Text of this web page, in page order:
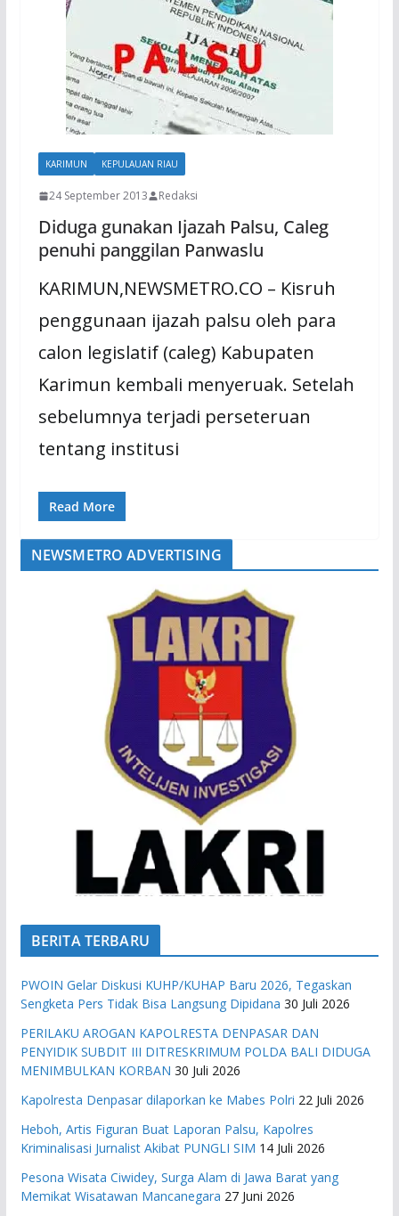
KARIMUN KEPULAUAN RIAU
24 September 2013 Redaksi
Diduga gunakan Ijazah Palsu, Caleg
penuhi panggilan Panwaslu
KARIMUN,NEWSMETRO.CO – Kisruh
penggunaan ijazah palsu oleh para
calon legislatif (caleg) Kabupaten
Karimun kembali menyeruak. Setelah
sebelumnya terjadi perseteruan
tentang institusi
Read More
NEWSMETRO ADVERTISING
BERITA TERBARU
PWOIN Gelar Diskusi KUHP/KUHAP Baru 2026, Tegaskan
Sengketa Pers Tidak Bisa Langsung Dipidana 30 Juli 2026
PERILAKU AROGAN KAPOLRESTA DENPASAR DAN
PENYIDIK SUBDIT III DITRESKRIMUM POLDA BALI DIDUGA
MENIMBULKAN KORBAN 30 Juli 2026
Kapolresta Denpasar dilaporkan ke Mabes Polri 22 Juli 2026
Heboh, Artis Figuran Buat Laporan Palsu, Kapolres
Kriminalisasi Jurnalist Akibat PUNGLI SIM 14 Juli 2026
Pesona Wisata Ciwidey, Surga Alam di Jawa Barat yang
Memikat Wisatawan Mancanegara 27 Juni 2026